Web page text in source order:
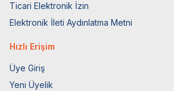
Ticari Elektronik İzin
Elektronik İleti Aydınlatma Metni
Hızlı Erişim
Üye Giriş
Yeni Üyelik